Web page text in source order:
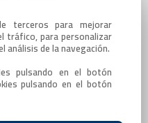
terceros para mejorar
tráfico, para personalizar
análisis de la navegación.
pulsando en el botón
pulsando en el botón